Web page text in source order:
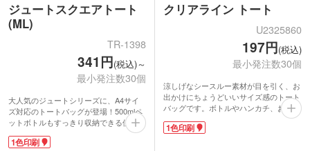
ジュートスクエアトート
(ML)
TR-1398
341円(税込)～
最小発注数30個
大人気のジュートシリーズに、A4サイ
ズ対応のトートバッグが登場！500mlペ
ットボトルもすっきり収納できる使い勝
手の良い大きさ。肩掛けできるハンドル
で、お出かけやエコバッグにぴったり。
1色印刷
クリアライン トート
U2325860
197円(税込)
最小発注数30個
涼しげなシースルー素材が目を引く、お
出かけにちょうどいいサイズ感のトート
バッグです。ボトルやハンカチ、お財布
やコスメポーチなどを入れられます。レ
ジャーシートのような素材で、水や汚れ
1色印刷